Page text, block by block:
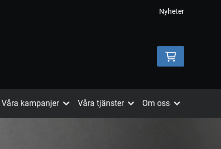
Nyheter
Våra kampanjer Våra tjänster Om oss